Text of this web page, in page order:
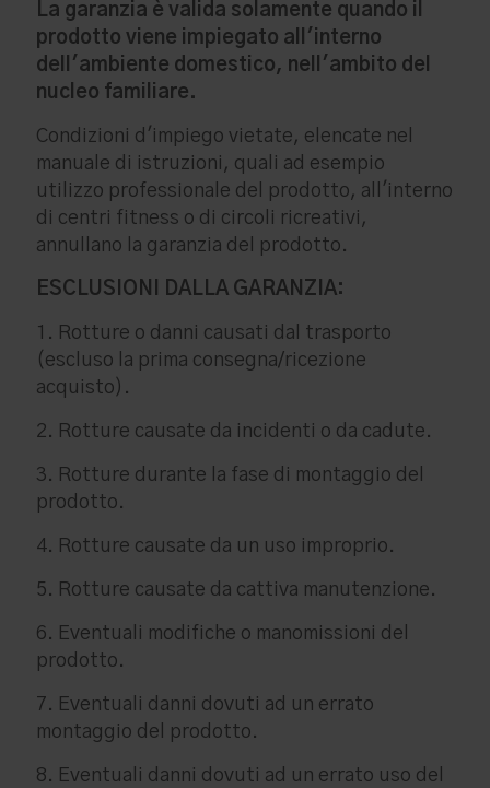
La garanzia è valida solamente quando il
prodotto viene impiegato all'interno
dell'ambiente domestico, nell'ambito del
nucleo familiare.
Condizioni d'impiego vietate, elencate nel
manuale di istruzioni, quali ad esempio
utilizzo professionale del prodotto, all'interno
di centri fitness o di circoli ricreativi,
annullano la garanzia del prodotto.
ESCLUSIONI DALLA GARANZIA:
1. Rotture o danni causati dal trasporto
(escluso la prima consegna/ricezione
acquisto).
2. Rotture causate da incidenti o da cadute.
3. Rotture durante la fase di montaggio del
prodotto.
4. Rotture causate da un uso improprio.
5. Rotture causate da cattiva manutenzione.
6. Eventuali modifiche o manomissioni del
prodotto.
7. Eventuali danni dovuti ad un errato
montaggio del prodotto.
8. Eventuali danni dovuti ad un errato uso del